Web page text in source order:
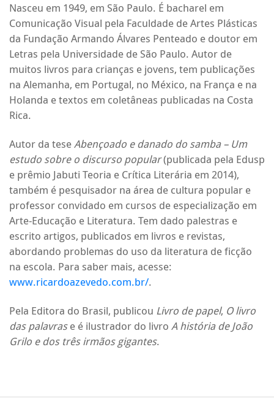
Nasceu em 1949, em São Paulo. É bacharel em
Comunicação Visual pela Faculdade de Artes Plásticas
da Fundação Armando Álvares Penteado e doutor em
Letras pela Universidade de São Paulo. Autor de
muitos livros para crianças e jovens, tem publicações
na Alemanha, em Portugal, no México, na França e na
Holanda e textos em coletâneas publicadas na Costa
Rica.
Autor da teseAbençoado e danado do samba – Um
estudo sobre o discurso popular(publicada pela Edusp
e prêmio Jabuti Teoria e Crítica Literária em 2014),
também é pesquisador na área de cultura popular e
professor convidado em cursos de especialização em
Arte-Educação e Literatura. Tem dado palestras e
escrito artigos, publicados em livros e revistas,
abordando problemas do uso da literatura de ficção
na escola. Para saber mais, acesse:
www.ricardoazevedo.com.br/.
Pela Editora do Brasil, publicou Livro de papel, O livro
das palavrase é ilustrador do livro A história de João
Grilo e dos três irmãos gigantes.